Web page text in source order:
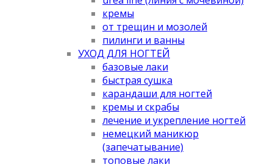
кремы
от трещин и мозолей
пилинги и ванны
УХОД ДЛЯ НОГТЕЙ
базовые лаки
быстрая сушка
карандаши для ногтей
кремы и скрабы
лечение и укрепление ногтей
немецкий маникюр
(запечатывание)
топовые лаки